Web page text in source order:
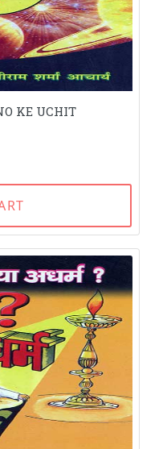
KE UCHIT